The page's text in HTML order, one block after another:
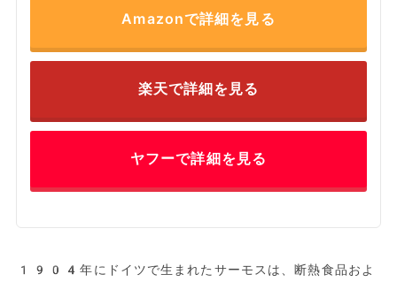
Amazonで詳細を見る
楽天で詳細を見る
ヤフーで詳細を見る
1904年にドイツで生まれたサーモスは、断熱食品およ